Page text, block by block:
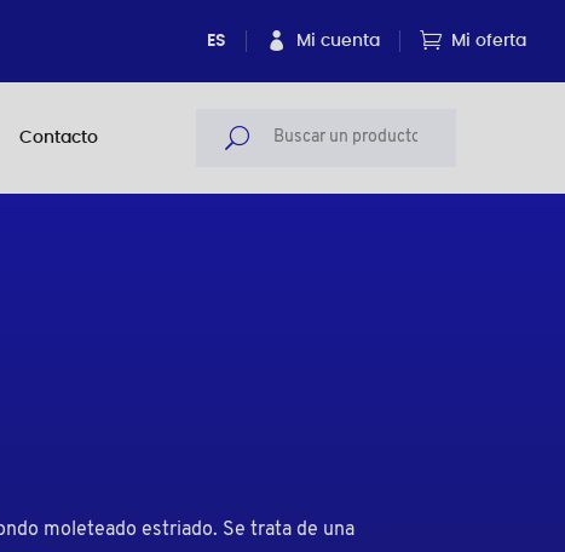
ES Mi cuenta Mi oferta
Contacto
moleteado estriado. Se trata de una